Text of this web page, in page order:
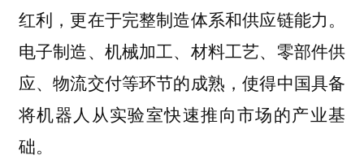
红利，更在于完整制造体系和供应链能力。
电子制造、机械加工、材料工艺、零部件供
应、物流交付等环节的成熟，使得中国具备
将机器人从实验室快速推向市场的产业基
础。